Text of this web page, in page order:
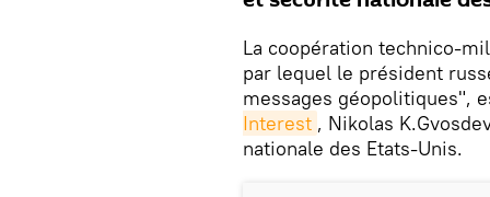
La coopération technico-
par lequel le président
messages géopolitiques",
Interest , Nikolas
nationale des Etats-Unis.